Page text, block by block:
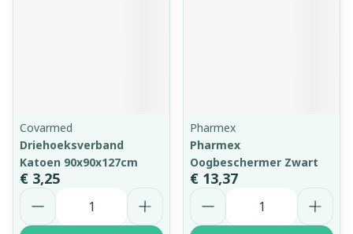
Covarmed
Driehoeksverband
Katoen 90x90x127cm
€ 3,25
Aantal
Pharmex
Pharmex
Oogbeschermer Zwart
€ 13,37
Aantal